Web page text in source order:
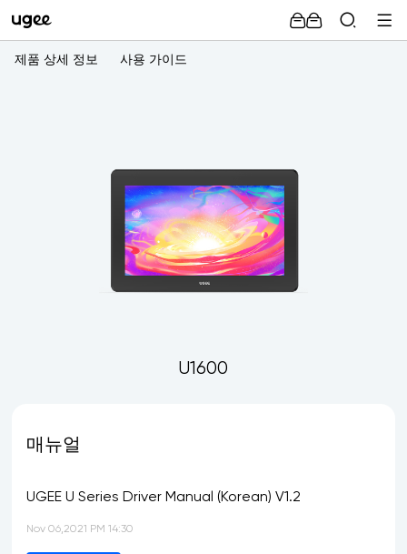
제품 상세 정보 사용 가이드
U1600
매뉴얼
UGEE U Series Driver Manual (Korean) V1.2
Nov 06,2021 PM 14:30